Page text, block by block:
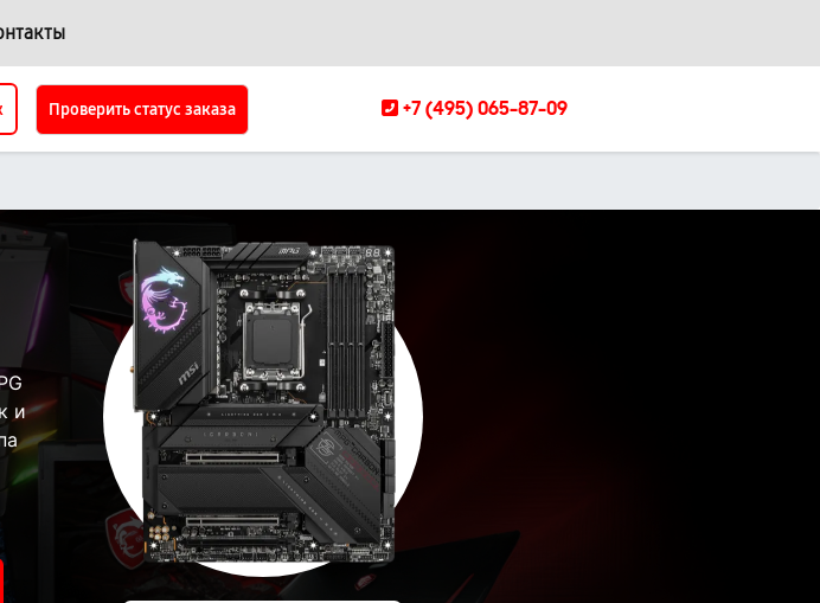
Проверить статус заказа +7 (495) 065-87-09
и